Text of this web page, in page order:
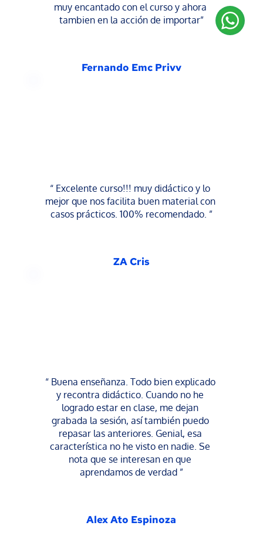
muy encantado con el curso y ahora
tambien en la acción de importar”
Fernando Emc Privv
“ Excelente curso!!! muy didáctico y lo
mejor que nos facilita buen material con
casos prácticos. 100% recomendado. ”
ZA Cris
“ Buena enseñanza. Todo bien explicado
y recontra didáctico. Cuando no he
logrado estar en clase, me dejan
grabada la sesión, así también puedo
repasar las anteriores. Genial, esa
característica no he visto en nadie. Se
nota que se interesan en que
aprendamos de verdad ”
Alex Ato Espinoza